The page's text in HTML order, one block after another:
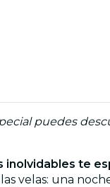
puedes
inolvidables te
velas: una